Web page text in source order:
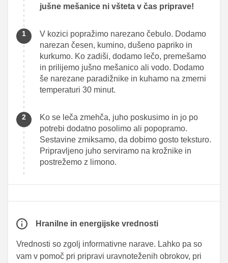
jušne mešanice ni všteta v čas priprave!
V kozici popražimo narezano čebulo. Dodamo
narezan česen, kumino, dušeno papriko in
kurkumo. Ko zadiši, dodamo lečo, premešamo
in prilijemo jušno mešanico ali vodo. Dodamo
še narezane paradižnike in kuhamo na zmerni
temperaturi 30 minut.
Ko se leča zmehča, juho poskusimo in jo po
potrebi dodatno posolimo ali popopramo.
Sestavine zmiksamo, da dobimo gosto teksturo.
Pripravljeno juho serviramo na krožnike in
postrežemo z limono.
Hranilne in energijske vrednosti
Vrednosti so zgolj informativne narave. Lahko pa so
vam v pomoč pri pripravi uravnoteženih obrokov, pri